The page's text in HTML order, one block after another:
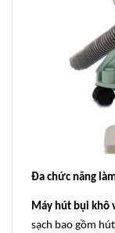
Đa chức năng
Máy hút bụi khô
sạch bao gồm